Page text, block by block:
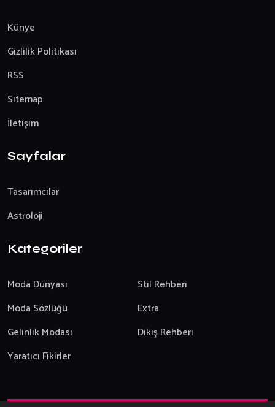
Künye
Gizlilik Politikası
RSS
Sitemap
İletişim
Sayfalar
Tasarımcılar
Astroloji
Kategoriler
Moda Dünyası
Stil Rehberi
Moda Sözlüğü
Extra
Gelinlik Modası
Dikiş Rehberi
Yaratıcı Fikirler